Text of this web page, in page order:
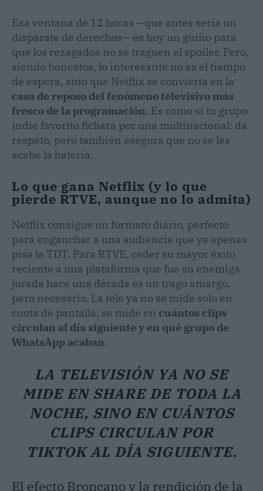
Esa ventana de 12 horas —que antes sería un
disparate de derechos— es hoy un guiño para
que los rezagados no se traguen el spoiler. Pero,
siendo honestos, lo interesante no es el tiempo
de espera, sino que Netflix se convierta en la
casa de reposo del fenómeno televisivo más
fresco de la programación. Es como si tu grupo
indie favorito fichara por una multinacional: da
respeto, pero también asegura que no se les
acabe la batería.
Lo que gana Netflix (y lo que
pierde RTVE, aunque no lo admita)
Netflix consigue un formato diario, perfecto
para enganchar a una audiencia que ya apenas
pisa la TDT. Para RTVE, ceder su mayor éxito
reciente a una plataforma que fue su enemiga
jurada hace una década es un trago amargo,
pero necesario. La tele ya no se mide solo en
cuota de pantalla; se mide en cuántos clips
circulan al día siguiente y en qué grupo de
WhatsApp acaban.
LA TELEVISIÓN YA NO SE
MIDE EN SHARE DE TODA LA
NOCHE, SINO EN CUÁNTOS
CLIPS CIRCULAN POR
TIKTOK AL DÍA SIGUIENTE.
El efecto Broncano y la rendición de la